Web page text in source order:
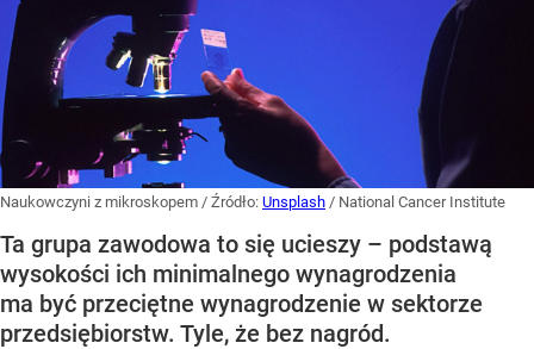
Naukowczyni z mikroskopem / Źródło: Unsplash / National Cancer Institute
Ta grupa zawodowa to się ucieszy – podstawą
wysokości ich minimalnego wynagrodzenia
ma być przeciętne wynagrodzenie w sektorze
przedsiębiorstw. Tyle, że bez nagród.